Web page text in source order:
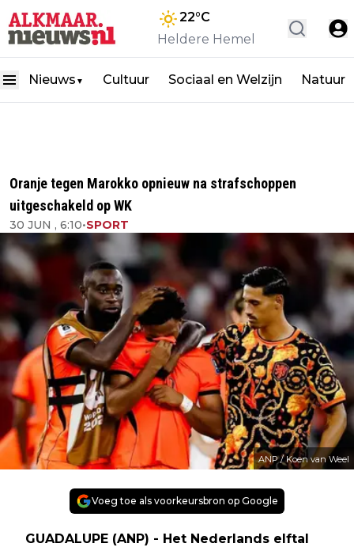
22°C
Heldere Hemel
Nieuws ▼ Cultuur Sociaal en Welzijn Natuur
Oranje tegen Marokko opnieuw na strafschoppen
uitgeschakeld op WK
30 JUN , 6:10•SPORT
ANP / Koen van Weel
Voeg toe als voorkeursbron op Google
GUADALUPE (ANP) - Het Nederlands elftal